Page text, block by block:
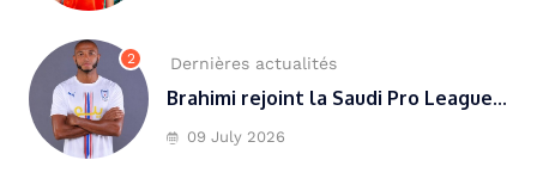
2 Dernières actualités
Brahimi rejoint la Saudi Pro League...
09 July 2026